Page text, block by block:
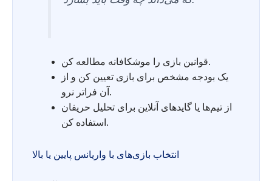
قوانین بازی را موشکافانه مطالعه کن.
یک بودجه مشخص برای بازی تعیین کن و از
آن فراتر نرو.
از تیم‌ها یا گایدهای آنلاین برای تحلیل حریفان
استفاده کن.
انتخاب بازی‌های با واریانس پایین یا بالا